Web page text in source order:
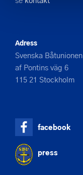
Adress
Svenska Båtunionen
af Pontins väg 6
115 21 Stockholm
facebook
press